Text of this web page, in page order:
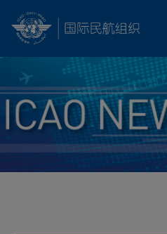
Skip to main content